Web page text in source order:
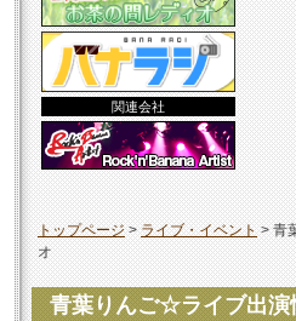
トップページ>ライブ・イベント>青
オ
青葉りんご☆ライブ出演
関連会社